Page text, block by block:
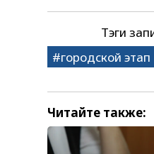
Тэги
городской этап
Читайте также: